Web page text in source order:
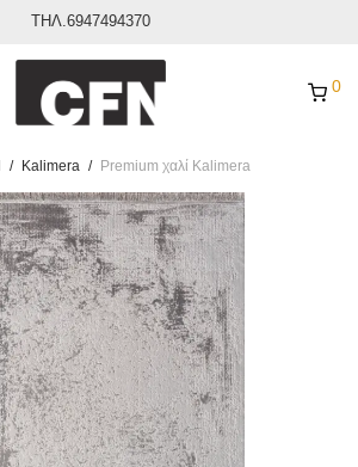
ΤΗΛ.6947494370
0
/ Kalimera / Premium χαλί Kalimera